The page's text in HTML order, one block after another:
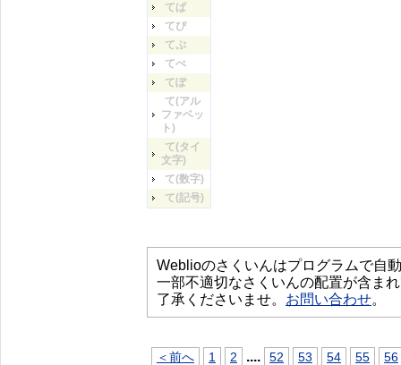
てぱ
てぴ
てぷ
てぺ
てぽ
て(アル
ファベッ
ト)
て(タイ
文字)
て(数字)
て(記号)
Weblioのさくいんはプログラムで自
一部不適切なさくいんの配置が含ま
了承くださいませ。 お問い合わせ。
＜前へ 1 2 .... 52 53 54 55
56